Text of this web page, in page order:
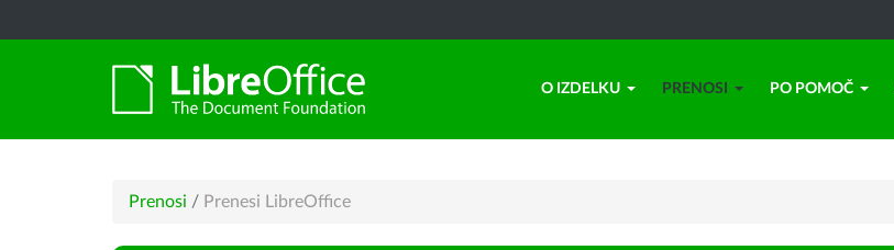
O IZDELKU PRENOSI PO POMOČ
Prenosi / Prenesi LibreOffice